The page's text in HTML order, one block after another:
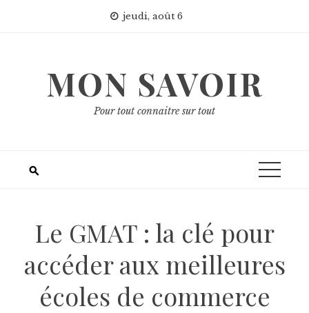
jeudi, août 6
MON SAVOIR
Pour tout connaitre sur tout
Le GMAT : la clé pour
accéder aux meilleures
écoles de commerce